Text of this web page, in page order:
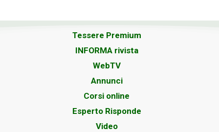
Tessere Premium
INFORMA rivista
WebTV
Annunci
Corsi online
Esperto Risponde
Video